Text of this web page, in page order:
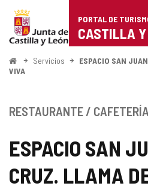
Portal
de
Turismo
de
Castilla
León
PORTAL DE
CASTILLA
InicioServicios
ESPACIO SAN
VIVA
ESPACIO SAN
CRUZ. LLAMA
RESTAURANTE / CAFETERÍA